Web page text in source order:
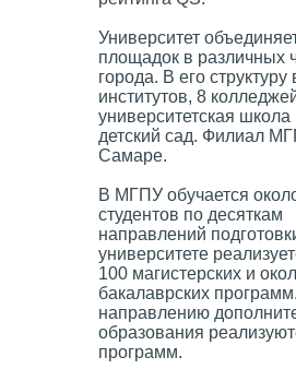
Университет
площадок в различных
города. В его структуру
институтов, 8
университетская
детский сад. Филиал
Самаре.
В МГПУ обучается
студентов по десяткам
направлений
университете
100 магистерских и
бакалаврских
направлению
образования
программ.